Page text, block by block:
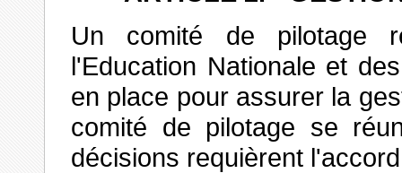
Un comité de pilotage
l'Education Nationale et
en place pour assurer la
comité de pilotage se
décisions requièrent